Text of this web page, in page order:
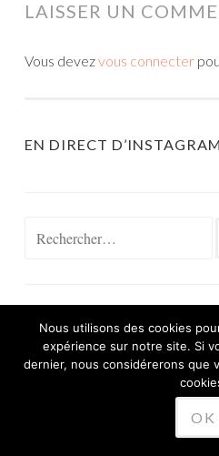
LAISSER UN
Vous devezvous connecter
EN DIRECT D’INSTAGRAM
FIÈREMENT
THÈME SKETCH PAR
Nous utilisons des cookies
expérience sur notre site. Si
dernier, nous considérerons que
OK